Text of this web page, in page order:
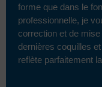
forme que dans le
professionnelle, je
correction et de
dernières coquilles
reflète parfaitement